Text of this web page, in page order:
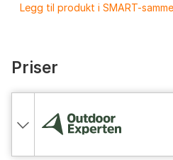
Legg til produkt i SMART-
Priser